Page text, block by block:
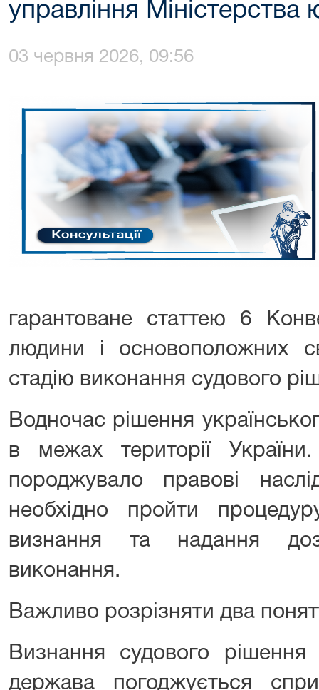
управління Міністерства
03 червня 2026, 09:56
гарантоване статтею 6
людини і основоположних
стадію виконання судового
Водночас рішення
в межах території
породжувало правові
необхідно пройти
визнання та надання
виконання.
Важливо розрізняти два
Визнання судового
держава погоджується